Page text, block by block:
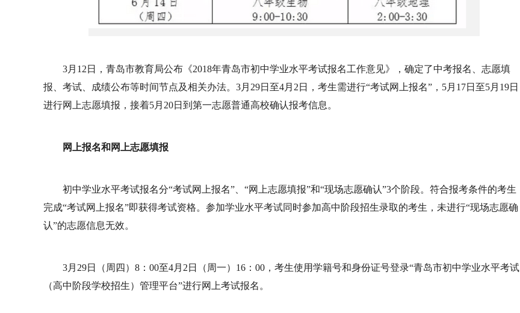
3月12日，青岛市教育局公布《2018年青岛市初中学业水平考试报名工作意见》，确定了中考报名、志愿填
报、考试、成绩公布等时间节点及相关办法。3月29日至4月2日，考生需进行“考试网上报名”，5月17日至5月19日
进行网上志愿填报，接着5月20日到第一志愿普通高校确认报考信息。
网上报名和网上志愿填报
初中学业水平考试报名分“考试网上报名”、“网上志愿填报”和“现场志愿确认”3个阶段。符合报考条件的考生
完成“考试网上报名”即获得考试资格。参加学业水平考试同时参加高中阶段招生录取的考生，未进行“现场志愿确
认”的志愿信息无效。
3月29日（周四）8：00至4月2日（周一）16：00，考生使用学籍号和身份证号登录“青岛市初中学业水平考试
（高中阶段学校招生）管理平台”进行网上考试报名。